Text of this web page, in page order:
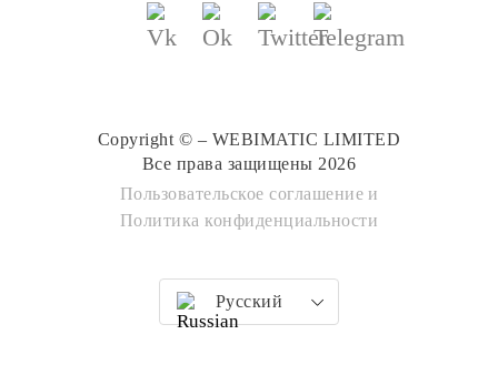
Copyright © – WEBIMATIC LIMITED
Все права защищены 2026
Пользовательское соглашение и
Политика конфиденциальности
Русский